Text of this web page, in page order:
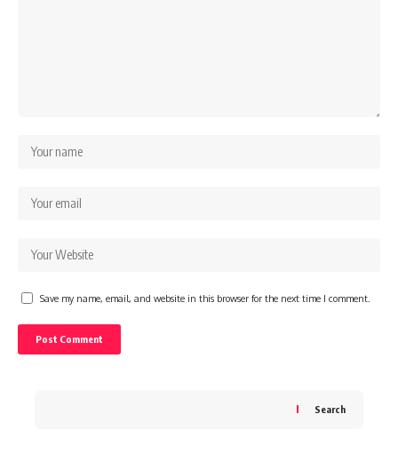
Save my name, email, and website in this browser for the next time I comment.
Search